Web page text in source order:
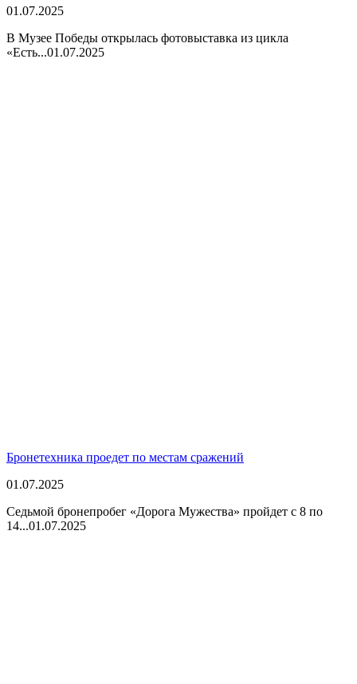
01.07.2025
В Музее Победы открылась фотовыставка из цикла
«Есть...01.07.2025
Бронетехника проедет по местам сражений
01.07.2025
Седьмой бронепробег «Дорога Мужества» пройдет с 8 по
14...01.07.2025